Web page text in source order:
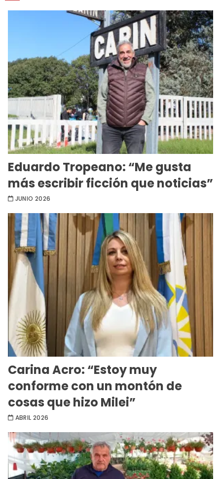
Eduardo Tropeano: “Me gusta
más escribir ficción que noticias”
JUNIO 2026
Carina Acro: “Estoy muy
conforme con un montón de
cosas que hizo Milei”
ABRIL 2026